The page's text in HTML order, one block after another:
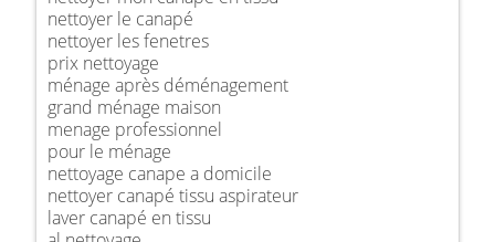
nettoyer le canapé
nettoyer les fenetres
prix nettoyage
ménage après déménagement
grand ménage maison
menage professionnel
pour le ménage
nettoyage canape a domicile
nettoyer canapé tissu aspirateur
laver canapé en tissu